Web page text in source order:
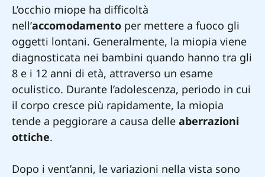
L’occhio miope ha difficoltà
nell’accomodamento per mettere a fuoco gli
oggetti lontani. Generalmente, la miopia viene
diagnosticata nei bambini quando hanno tra gli
8 e i 12 anni di età, attraverso un esame
oculistico. Durante l’adolescenza, periodo in cui
il corpo cresce più rapidamente, la miopia
tende a peggiorare a causa delle aberrazioni
ottiche.
Dopo i vent’anni, le variazioni nella vista sono